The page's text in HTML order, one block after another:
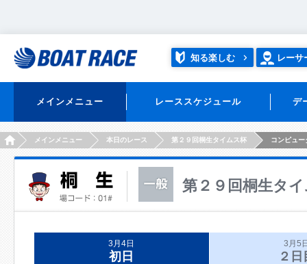
知る楽しむ レーサ
メインメニュー レーススケジュール デ
HOMEメインメニュー 本日のレース 第２９回桐生タイムス杯 コンピュー
第２９回桐生タ
3月4日
初日
3月5
２日